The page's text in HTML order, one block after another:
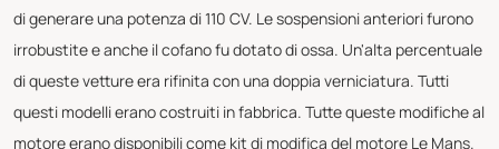
di generare una potenza di 110 CV. Le sospensioni anteriori furono
irrobustite e anche il cofano fu dotato di ossa. Un'alta percentuale
di queste vetture era rifinita con una doppia verniciatura. Tutti
questi modelli erano costruiti in fabbrica. Tutte queste modifiche al
motore erano disponibili come kit di modifica del motore Le Mans.